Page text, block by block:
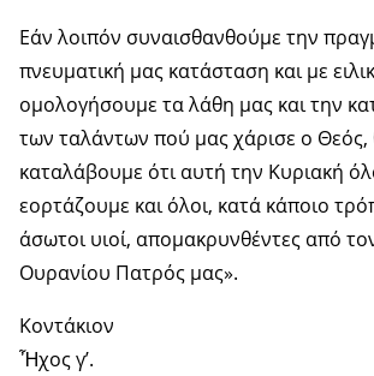
Εάν λοιπόν συναισθανθούμε την
πνευματική μας κατάσταση και με
ομολογήσουμε τα λάθη μας και την
των ταλάντων πού μας χάρισε ο Θεός,
καταλάβουμε ότι αυτή την Κυριακή
εορτάζουμε και όλοι, κατά κάποιο
άσωτοι υιοί, απομακρυνθέντες από
Ουρανίου Πατρός μας».
Κοντάκιον
Ἦχος γ’.